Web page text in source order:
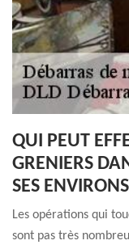
QUI PEUT
GRENIERS
SES ENVIRONS
Les opérations qui
sont pas très